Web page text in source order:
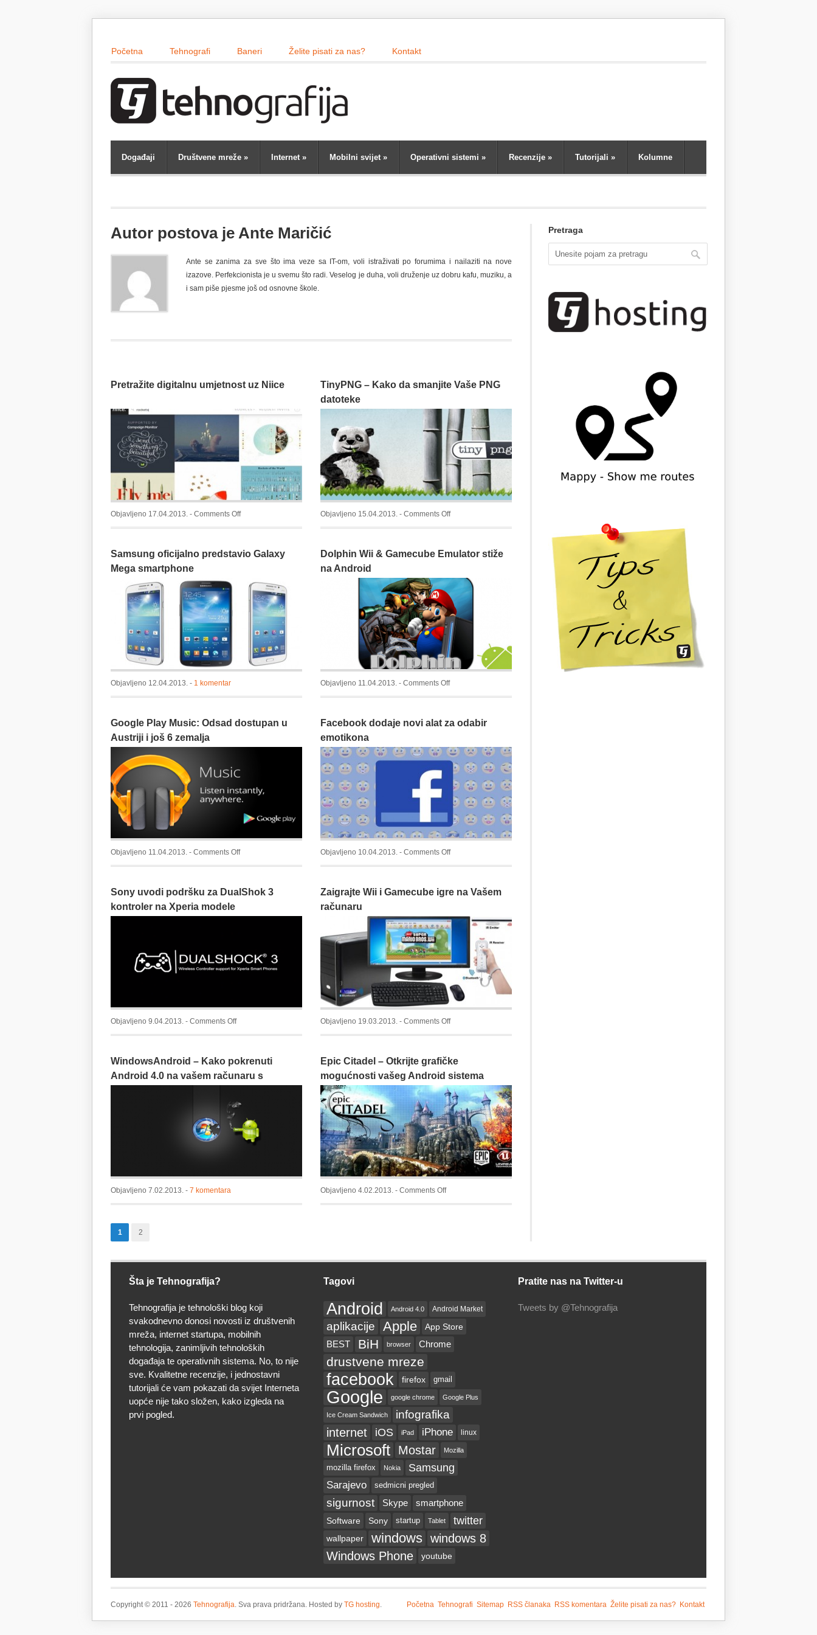
Početna Tehnografi Baneri Želite pisati za nas? Kontakt
Događaji Društvene mreže » Internet» Mobilni svijet» Operativni sistemi » Recenzije » Tutorijali » Kolumne
Autor postova je Ante Maričić
Ante se zanima za sve što ima veze sa IT-om, voli istraživati po forumima i nailaziti na nove
izazove. Perfekcionista je u svemu što radi. Veselog je duha, voli druženje uz dobru kafu, muziku, a
i sam piše pjesme još od osnovne škole.
Pretražite digitalnu umjetnost uz Niice
Objavljeno 17.04.2013. - Comments Offon
Pretražite
umjetnost
Niice
TinyPNG – Kako da smanjite Vaše PNG
datoteke
Objavljeno 15.04.2013. - Comments Offon
TinyPNG
Kako
smanjite
PNG
datoteke
Samsung oficijalno predstavio Galaxy
Mega smartphone
Objavljeno 12.04.2013. - 1 komentar
Dolphin Wii & Gamecube Emulator stiže
na Android
Objavljeno 11.04.2013. - Comments Offon
Dolphin
&
Emulator
stiže
na
Android
Google Play Music: Odsad dostupan u
Austriji i još 6 zemalja
Objavljeno 11.04.2013. - Comments Offon
Google
Music:
dostupan
i
još
Facebook dodaje novi alat za odabir
emotikona
Objavljeno 10.04.2013. - Comments Offon
Facebook
novi
za
odabir
emotikona
Sony uvodi podršku za DualShok 3
kontroler na Xperia modele
Objavljeno 9.04.2013. - Comments Offon
Sony
podršku
za
DualShok
3
na
Xperia
Zaigrajte Wii i Gamecube igre na Vašem
računaru
Objavljeno 19.03.2013. - Comments Offon
Zaigrajte
i
Gamecube
igre
na
Vašem
računaru
WindowsAndroid – Kako pokrenuti
Android 4.0 na vašem računaru s
Objavljeno 7.02.2013. - 7 komentara
Epic Citadel – Otkrijte grafičke
mogućnosti vašeg Android sistema
Objavljeno 4.02.2013. - Comments Offon
Epic
sistema
1 2
Pretraga
Šta je Tehnografija?
Tehnografija je tehnološki blog koji
svakodnevno donosi novosti iz društvenih
mreža, internet startupa, mobilnih
tehnologija, zanimljivih tehnoloških
događaja te operativnih sistema. No, to nije
sve. Kvalitetne recenzije, i jednostavni
tutorijali će vam pokazati da svijet Interneta
uopće nije tako složen, kako izgleda na
prvi pogled.
Tagovi
Android Android 4.0 Android Market
aplikacije Apple App Store
BEST BiH browser Chrome
drustvene mreze
facebook firefox gmail
Google google chrome Google Plus
Ice Cream Sandwich infografika
internet iOS iPad iPhone linux
Microsoft Mostar Mozilla
mozilla firefox Nokia Samsung
Sarajevo sedmicni pregled
sigurnost Skype smartphone
Software Sony startup Tablet twitter
wallpaper windows windows 8
Windows Phone
youtube
Pratite nas na Twitter-u
Tweets by @Tehnografija
Copyright © 2011 - 2026 Tehnografija. Sva prava pridržana. Hosted by TG hosting. Početna Tehnografi Sitemap RSS članaka RSS komentara Želite pisati za nas? Kontakt